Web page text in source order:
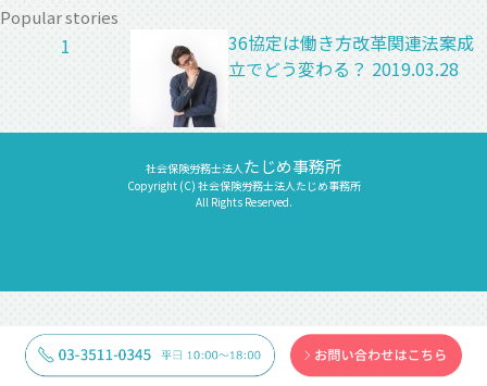
Popular stories
1
36協定は働き方改革関連法案成
立でどう変わる？ 2019.03.28
社会保険労務士法人 たじめ事務所
Copyright (C) 社会保険労務士法人たじめ事務所
All Rights Reserved.